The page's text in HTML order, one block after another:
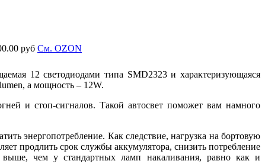
руб Cм. OZON
12 светодиодами типа SMD2323 и характеризующаяся
а мощность – 12W.
и стоп-сигналов. Такой автосвет поможет вам намного
энергопотребление. Как следствие, нагрузка на бортовую
продлить срок службы аккумулятора, снизить потребление
чем у стандартных ламп накаливания, равно как и